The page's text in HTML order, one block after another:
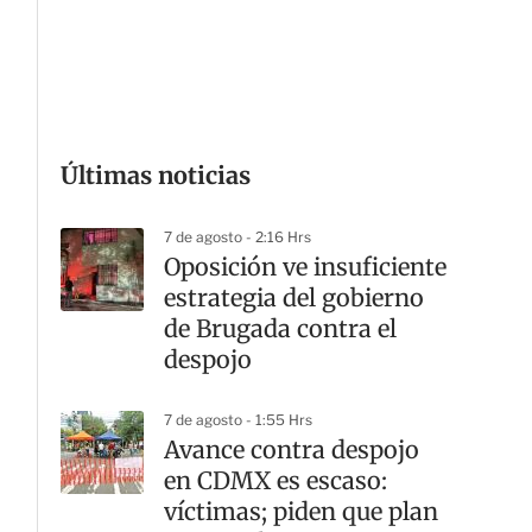
Últimas noticias
7 de agosto - 2:16 Hrs
Oposición ve insuficiente
estrategia del gobierno
de Brugada contra el
despojo
7 de agosto - 1:55 Hrs
Avance contra despojo
en CDMX es escaso:
víctimas; piden que plan